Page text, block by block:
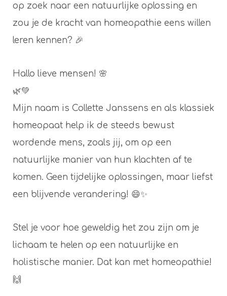
op zoek naar een natuurlijke oplossing en
zou je de kracht van homeopathie eens willen
leren kennen? 🎉
Hallo lieve mensen! 🌸
🌿💚
Mijn naam is Collette Janssens en als klassiek
homeopaat help ik de steeds bewust
wordende mens, zoals jij, om op een
natuurlijke manier van hun klachten af te
komen. Geen tijdelijke oplossingen, maar liefst
een blijvende verandering! 😄✨
Stel je voor hoe geweldig het zou zijn om je
lichaam te helen op een natuurlijke en
holistische manier. Dat kan met homeopathie!
🙌